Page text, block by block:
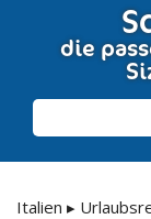
die
Italien ▸